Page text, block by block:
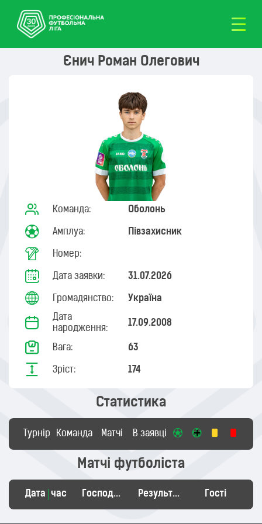
Єнич Роман Олегович
Команда: Оболонь
Амплуа: Півзахисник
Номер:
Дата заявки: 31.07.2026
Громадянство: Україна
Дата
народження:
17.09.2008
Вага: 63
Зріст: 174
Статистика
Турнір Команда Матчі В заявці
Матчі футболіста
Дата час Господарі Результат Гості